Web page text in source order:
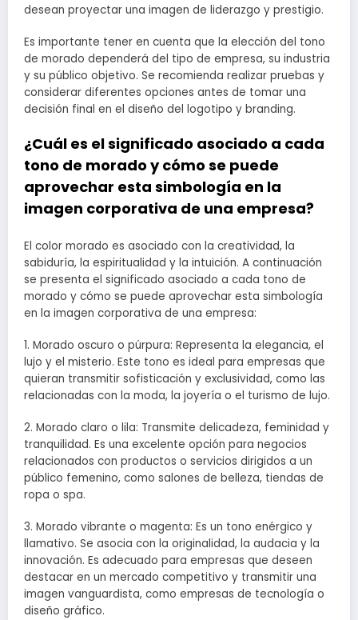
desean proyectar una imagen de liderazgo y prestigio.
Es importante tener en cuenta que la elección del tono
de morado dependerá del tipo de empresa, su industria
y su público objetivo. Se recomienda realizar pruebas y
considerar diferentes opciones antes de tomar una
decisión final en el diseño del logotipo y branding.
¿Cuál es el significado asociado a cada
tono de morado y cómo se puede
aprovechar esta simbología en la
imagen corporativa de una empresa?
El color morado es asociado con la creatividad, la
sabiduría, la espiritualidad y la intuición. A continuación
se presenta el significado asociado a cada tono de
morado y cómo se puede aprovechar esta simbología
en la imagen corporativa de una empresa:
1. Morado oscuro o púrpura: Representa la elegancia, el
lujo y el misterio. Este tono es ideal para empresas que
quieran transmitir sofisticación y exclusividad, como las
relacionadas con la moda, la joyería o el turismo de lujo.
2. Morado claro o lila: Transmite delicadeza, feminidad y
tranquilidad. Es una excelente opción para negocios
relacionados con productos o servicios dirigidos a un
público femenino, como salones de belleza, tiendas de
ropa o spa.
3. Morado vibrante o magenta: Es un tono enérgico y
llamativo. Se asocia con la originalidad, la audacia y la
innovación. Es adecuado para empresas que deseen
destacar en un mercado competitivo y transmitir una
imagen vanguardista, como empresas de tecnología o
diseño gráfico.